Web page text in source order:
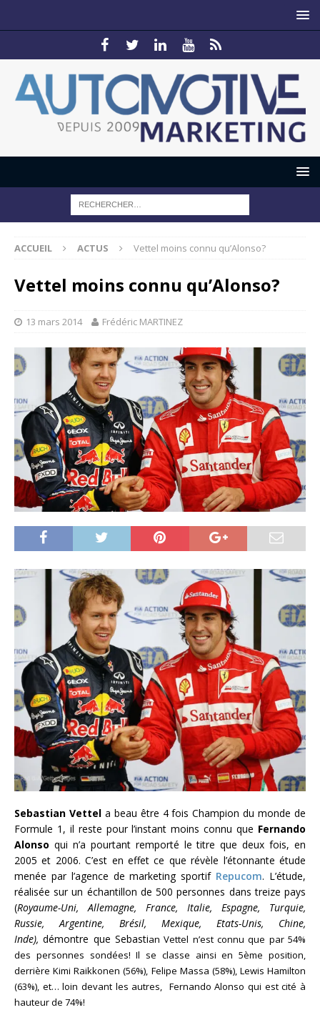
ACCUEIL ACTUS Vettel moins connu qu’Alonso?
Vettel moins connu qu’Alonso?
13 mars 2014 Frédéric MARTINEZ
Sebastian Vettela beau être 4 fois Champion du monde de
Formule 1, il reste pour l’instant moins connu que Fernando
Alonso qui n’a pourtant remporté le titre que deux fois, en
2005 et 2006. C’est en effet ce que révèle l’étonnante étude
menée par l’agence de marketing sportif Repucom. L’étude,
réalisée sur un échantillon de 500 personnes dans treize pays
(Royaume-Uni, Allemagne, France, Italie, Espagne, Turquie,
Russie, Argentine, Brésil, Mexique, Etats-Unis, Chine,
Inde),démontre que Sebastian Vettel n’est connu que par 54%
des personnes sondées! Il se classe ainsi en 5ème position,
derrière Kimi Raikkonen (56%), Felipe Massa (58%), Lewis Hamilton
(63%), et… loin devant les autres, Fernando Alonso qui est cité à
hauteur de 74%!